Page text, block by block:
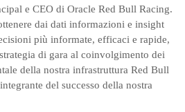
e CEO di Oracle Red Bull Racing.
dai dati informazioni e insight
più informate, efficaci e rapide,
di gara al coinvolgimento dei
della nostra infrastruttura Red Bull
del successo della nostra